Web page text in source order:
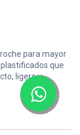
para mayor
que
ligero y